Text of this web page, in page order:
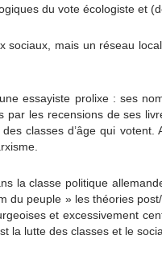
du vote écologiste et
mais un réseau
essayiste prolixe : ses
les recensions de ses
classes d’âge qui votent.
la classe politique
du peuple » les théories
et excessivement
la lutte des classes et le